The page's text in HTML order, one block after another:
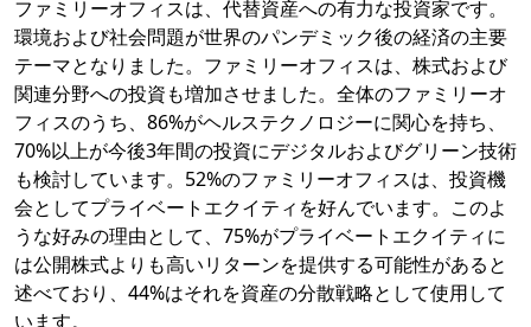
ファミリーオフィスは、代替資産への有力な投資家です。
環境および社会問題が世界のパンデミック後の経済の主要
テーマとなりました。ファミリーオフィスは、株式および
関連分野への投資も増加させました。全体のファミリーオ
フィスのうち、86%がヘルステクノロジーに関心を持ち、
70%以上が今後3年間の投資にデジタルおよびグリーン技術
も検討しています。52%のファミリーオフィスは、投資機
会としてプライベートエクイティを好んでいます。このよ
うな好みの理由として、75%がプライベートエクイティに
は公開株式よりも高いリターンを提供する可能性があると
述べており、44%はそれを資産の分散戦略として使用して
います。